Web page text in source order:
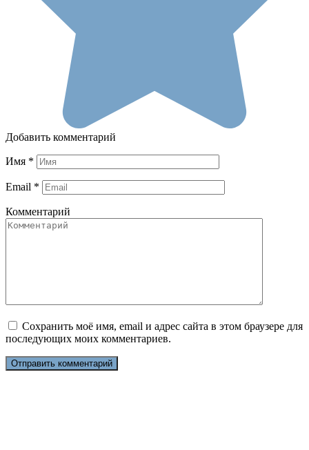
Добавить комментарий
Имя *
Email *
Комментарий
Сохранить моё имя, email и адрес сайта в этом браузере для
последующих моих комментариев.